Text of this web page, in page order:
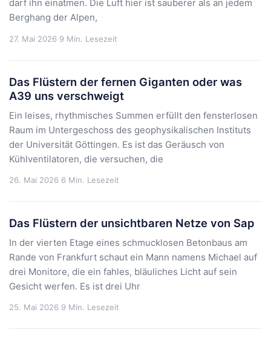
darf ihn einatmen. Die Luft hier ist sauberer als an jedem
Berghang der Alpen,
27. Mai 2026 9 Min. Lesezeit
Das Flüstern der fernen Giganten oder was
A39 uns verschweigt
Ein leises, rhythmisches Summen erfüllt den fensterlosen
Raum im Untergeschoss des geophysikalischen Instituts
der Universität Göttingen. Es ist das Geräusch von
Kühlventilatoren, die versuchen, die
26. Mai 2026 6 Min. Lesezeit
Das Flüstern der unsichtbaren Netze von Sap
In der vierten Etage eines schmucklosen Betonbaus am
Rande von Frankfurt schaut ein Mann namens Michael auf
drei Monitore, die ein fahles, bläuliches Licht auf sein
Gesicht werfen. Es ist drei Uhr
25. Mai 2026 9 Min. Lesezeit